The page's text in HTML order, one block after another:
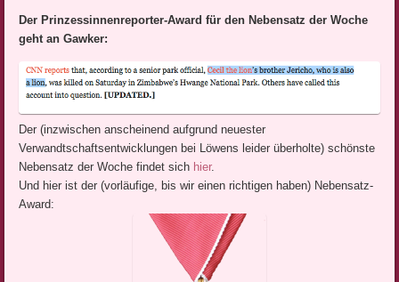
Der Prinzessinnenreporter-Award für den Nebensatz der Woche
geht an Gawker:
Der (inzwischen anscheinend aufgrund neuester
Verwandtschaftsentwicklungen bei Löwens leider überholte) schönste
Nebensatz der Woche findet sich hier.
Und hier ist der (vorläufige, bis wir einen richtigen haben) Nebensatz-
Award: